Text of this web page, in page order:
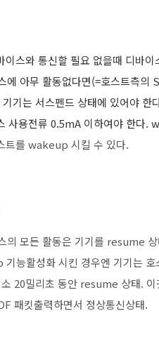
스와 통신할 필요 없을때 디바
아무 활동없다면(=호스트측의
기는 서스펜드 상태에 있어야 한
사용전류 0.5mA 이하여야 한다
트를 wakeup 시킬 수 있다.
모든 활동은 기기를 resume 상
능활성화 시킨 경우엔 기기는
20밀리초 동안 resume 상태.
패킷출력하면서 정상통신상태.